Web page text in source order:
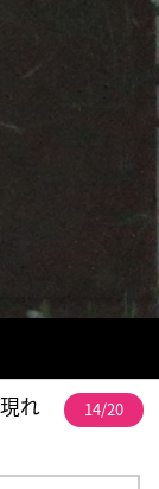
れ
14/20